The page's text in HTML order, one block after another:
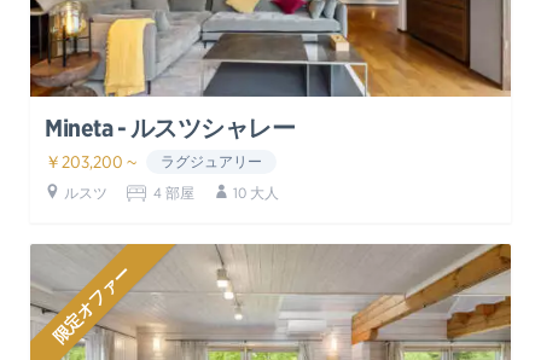
Mineta - ルスツシャレー
￥203,200 ~
ラグジュアリー
ルスツ
4 部屋 10 大人
限定オファー